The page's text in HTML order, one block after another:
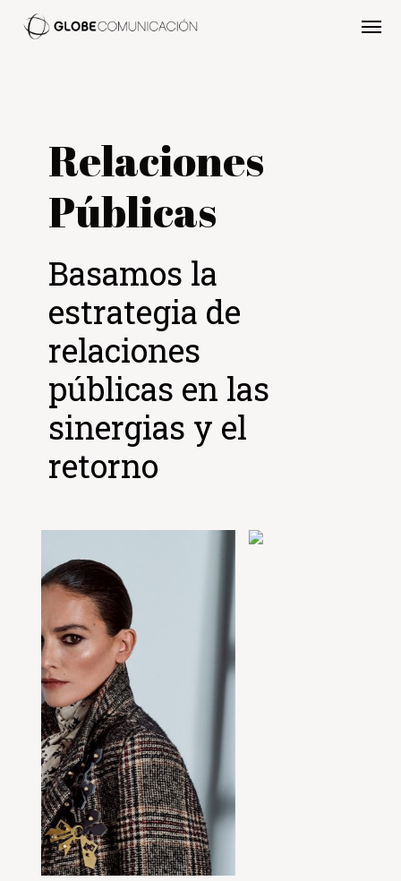
Relaciones
Públicas
Basamos la
estrategia de
relaciones
públicas en las
sinergias y el
retorno
Diseñamos planes de acción
adecuados a cada uno de los
objetivos utilizando las
herramientas y líderes de opinión
que favorezcan las relaciones
entre empresas, creando
embajadores de marca y
provocando las sinergias